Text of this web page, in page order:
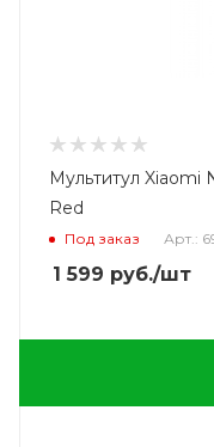
Мультитул Xiaomi
Red
Под заказ Арт.:
1 599 руб./шт